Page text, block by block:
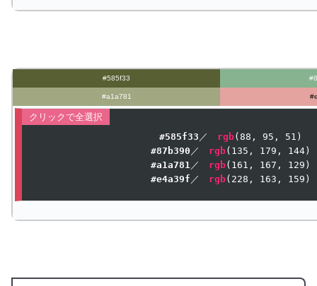
#585f33
#a1a781
#585f33 ／ rgb( 88 , 95 , 51
#87b390 ／ rgb( 135 , 179 , 144
#a1a781 ／ rgb( 161 , 167 , 129
#e4a39f ／ rgb( 228 , 163 , 159 )